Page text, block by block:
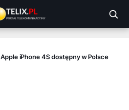
Apple iPhone 4S dostępny w Polsce